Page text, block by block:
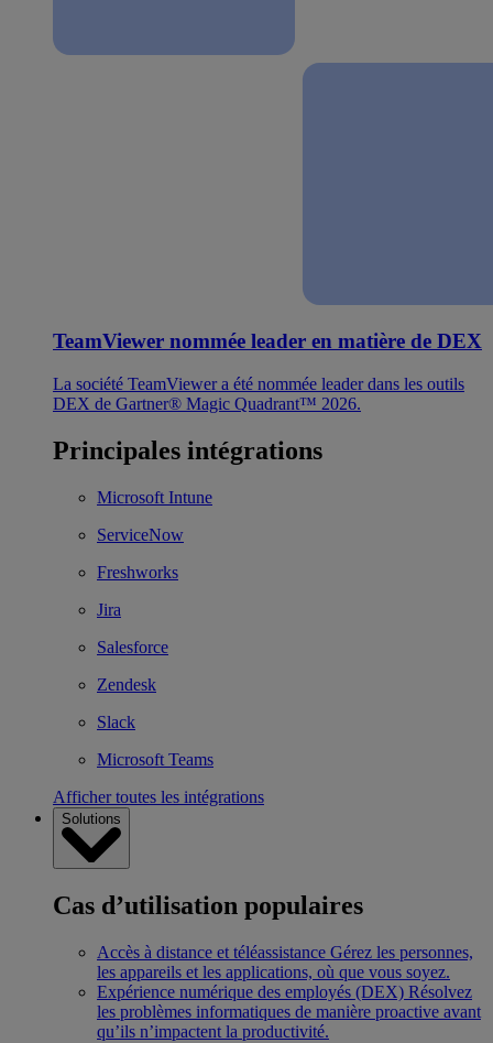
TeamViewer nommée leader en matière de DEX
La société TeamViewer a été nommée leader dans les outils
DEX de Gartner® Magic Quadrant™ 2026.
Principales intégrations
Microsoft Intune
ServiceNow
Freshworks
Jira
Salesforce
Zendesk
Slack
Microsoft Teams
Afficher toutes les intégrations
Solutions
Cas d’utilisation populaires
Accès à distance et téléassistance Gérez les personnes,
les appareils et les applications, où que vous soyez.
Expérience numérique des employés (DEX) Résolvez
les problèmes informatiques de manière proactive avant
qu’ils n’impactent la productivité.